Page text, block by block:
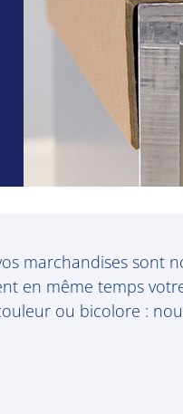
marchandises sont
en même temps
ou bicolore :